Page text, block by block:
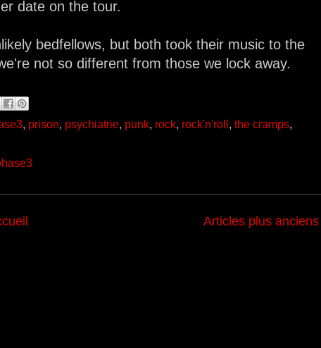
date on the tour.
bedfellows, but both took their music to the
not so different from those we lock away.
, prison, psychiatrie, punk, rock, rock'n'roll, the cramps,
Articles plus anciens